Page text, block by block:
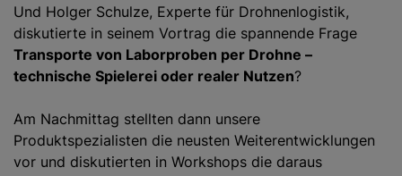
Und Holger Schulze, Experte für Drohnenlogistik,
diskutierte in seinem Vortrag die spannende Frage
Transporte von Laborproben per Drohne –
technische Spielerei oder realer Nutzen?
Am Nachmittag stellten dann unsere
Produktspezialisten die neusten Weiterentwicklungen
vor und diskutierten in Workshops die daraus